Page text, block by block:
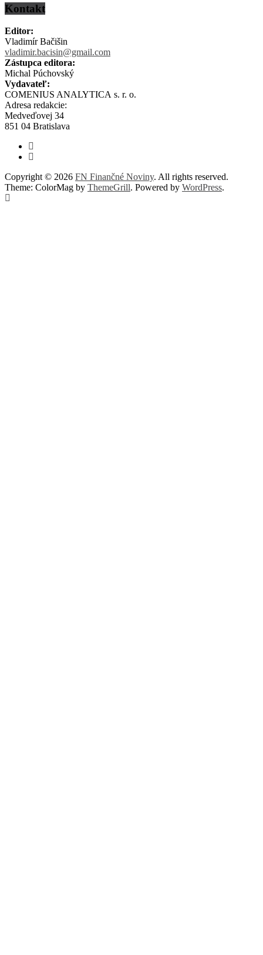
Kontakt
Editor:
Vladimír Bačišin
vladimir.bacisin@gmail.com
Zástupca editora:
Michal Púchovský
Vydavateľ:
COMENIUS ANALYTICA s. r. o.
Adresa redakcie:
Medveďovej 34
851 04 Bratislava
Copyright © 2026 FN Finančné Noviny. All rights reserved.
Theme: ColorMag by ThemeGrill. Powered by WordPress.